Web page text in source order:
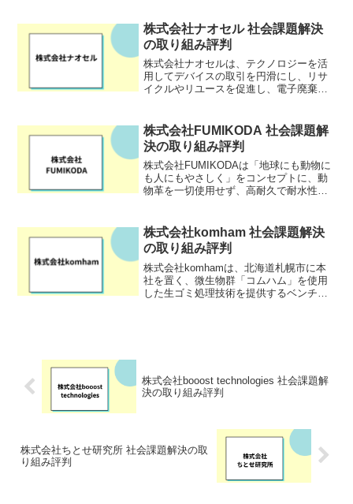
より、魚を消費することなく、持続可能
な形で...
株式会社ナオセル 社会課題解決
の取り組み評判
株式会社ナオセルは、テクノロジーを活
用してデバイスの取引を円滑にし、リサ
イクルやリユースを促進し、電子廃棄物
いうビジョンのもと、限られた地球資源
だけでなく、製品の製造に関...
株式会社FUMIKODA 社会課題解
決の取り組み評判
株式会社FUMIKODAは「地球にも動物に
も人にもやさしく」をコンセプトに、動
物革を一切使用せず、高耐久で耐水性に
く有効利用したいとの思いから、端切れ
のアップサイクルや...
株式会社komham 社会課題解決
の取り組み評判
株式会社komhamは、北海道札幌市に本
社を置く、微生物群「コムハム」を使用
した生ゴミ処理技術を提供するベンチャ
株式会社booost technologies 社会課題解
決の取り組み評判
株式会社ちとせ研究所 社会課題解決の取
り組み評判